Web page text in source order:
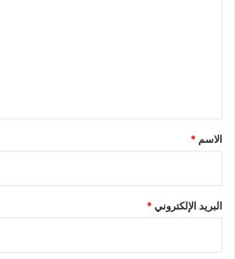
*
الاسم *
البريد الإلكتروني*